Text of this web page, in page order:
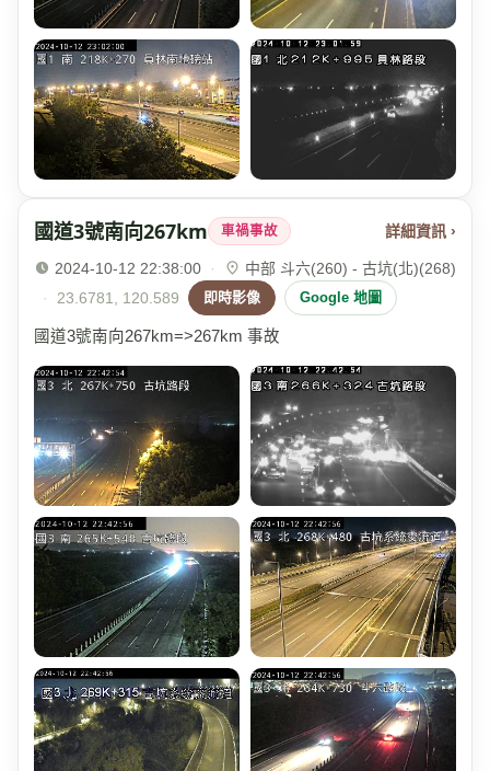
國道3號南向267km 車禍事故 詳細資訊 ›
2024-10-12 22:38:00 ·
中部 斗六(260) - 古坑(北)(268)
·
23.6781, 120.589 即時影像 Google 地圖
國道3號南向267km=>267km 事故